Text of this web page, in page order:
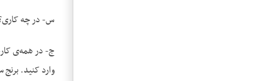
س- در چه
ج- در همه‌ی
وارد کنید.